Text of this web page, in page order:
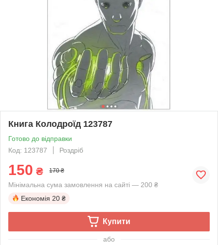
Книга Колодроїд 123787
Готово до відправки
Код: 123787
Роздріб
150 ₴ 170 ₴
Мінімальна сума замовлення на сайті — 200 ₴
Економія 20 ₴
Купити
або